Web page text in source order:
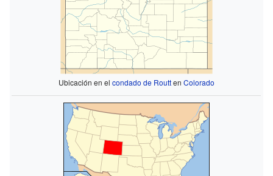
Ubicación en el condado de Routten Colorado